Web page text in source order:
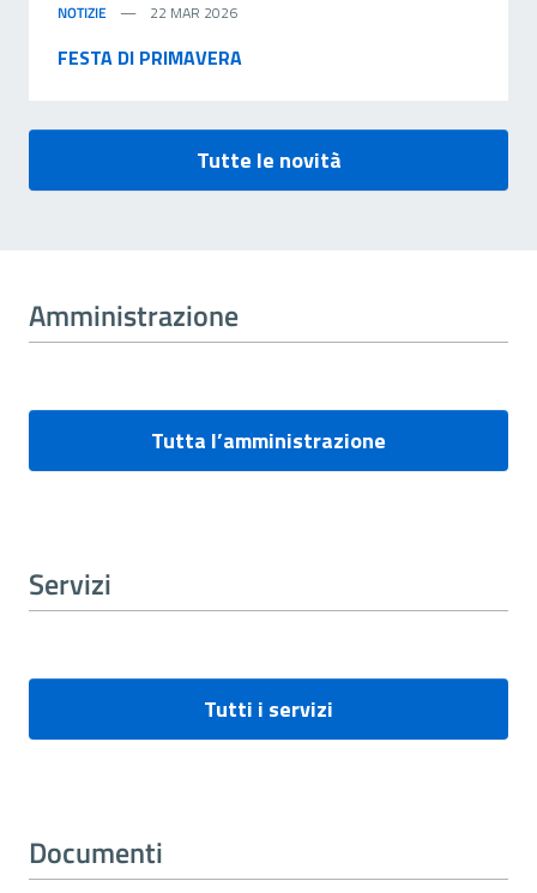
NOTIZIE 22 MAR 2026
FESTA DI PRIMAVERA
Tutte le novità
Amministrazione
Tutta l’amministrazione
Servizi
Tutti i servizi
Documenti